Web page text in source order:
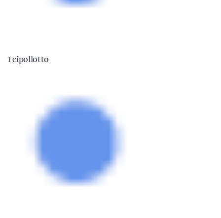
1 cipollotto